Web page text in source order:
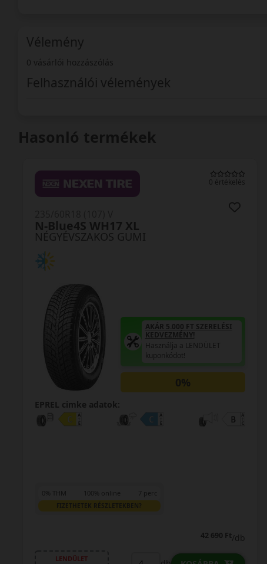
Vélemény
0 vásárlói hozzászólás
Felhasználói vélemények
Hasonló termékek
0 értékelés
NÉGYÉVSZAKOS GUMI
Quartaris 5 XL FR
Használja a LENDÜLET
kuponkódot!
0%
EPREL cimke adatok:
0% THM 100% online 7 perc
FIZETHETEK RÉSZLETEKBEN?
47 390 Ft/db
LENDÜLET